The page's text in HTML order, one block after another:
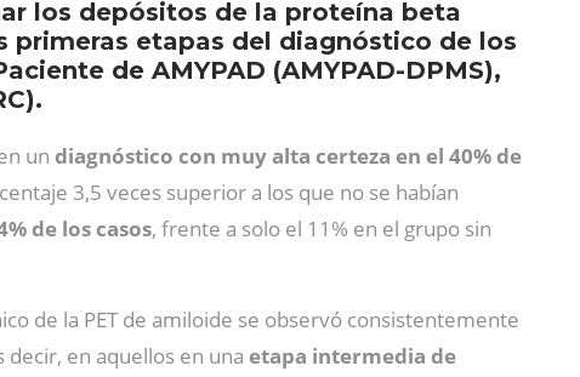
los depósitos de la proteína beta
primeras etapas del diagnóstico de los
de AMYPAD (AMYPAD-DPMS),
un diagnóstico con muy alta certeza en el 40% de
3,5 veces superior a los que no se habían
de los casos, frente a solo el 11% en el grupo sin
de la PET de amiloide se observó consistentemente
en aquellos en una etapa intermedia de